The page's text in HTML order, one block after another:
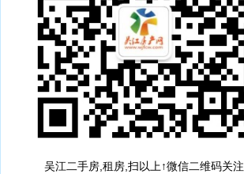
吴江二手房,租房,扫以上↑微信二维码关注